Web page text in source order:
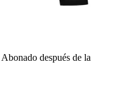
Abonado después de la